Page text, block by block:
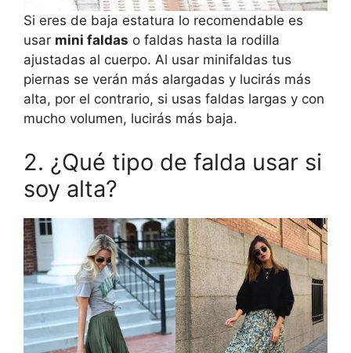
Si eres de baja estatura lo recomendable es
usar mini faldas o faldas hasta la rodilla
ajustadas al cuerpo. Al usar minifaldas tus
piernas se verán más alargadas y lucirás más
alta, por el contrario, si usas faldas largas y con
mucho volumen, lucirás más baja.
2. ¿Qué tipo de falda usar si
soy alta?